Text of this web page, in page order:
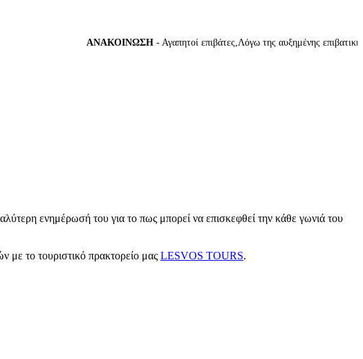
ΑΝΑΚΟΙΝΩΣΗ- Αγαπητοί επιβάτες,Λόγω της αυξημένης επιβατικής
ενημέρωσή του για το πως μπορεί να επισκεφθεί την κάθε γωνιά του
με το τουριστικό πρακτορείο μας LESVOS TOURS.